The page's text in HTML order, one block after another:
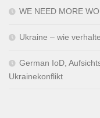
WE NEED MORE
Ukraine – wie
German IoD,
Ukrainekonflikt